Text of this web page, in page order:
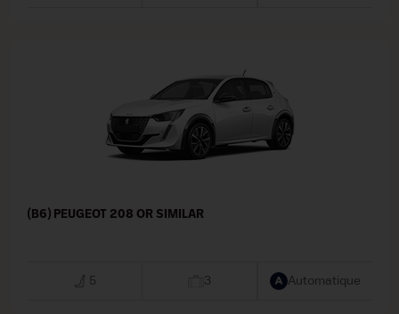
(B6) PEUGEOT 208 OR SIMILAR
5 3 Automatique